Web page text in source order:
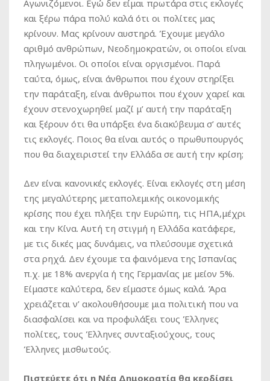
Αγωνιζόμενοι. Εγώ δεν είμαι πρωτάρα στις εκλογές
και ξέρω πάρα πολύ καλά ότι οι πολίτες μας
κρίνουν. Μας κρίνουν αυστηρά. Έχουμε μεγάλο
αριθμό ανθρώπων, Νεοδημοκρατών, οι οποίοι είναι
πληγωμένοι. Οι οποίοι είναι οργισμένοι. Παρά
ταύτα, όμως, είναι άνθρωποι που έχουν στηρίξει
την παράταξη, είναι άνθρωποι που έχουν χαρεί και
έχουν στενοχωρηθεί μαζί μ’ αυτή την παράταξη
και ξέρουν ότι θα υπάρξει ένα διακύβευμα σ’ αυτές
τις εκλογές. Ποιος θα είναι αυτός ο πρωθυπουργός
που θα διαχειριστεί την Ελλάδα σε αυτή την κρίση;
Δεν είναι κανονικές εκλογές. Είναι εκλογές στη μέση
της μεγαλύτερης μεταπολεμικής οικονομικής
κρίσης που έχει πλήξει την Ευρώπη, τις ΗΠΑ,μέχρι
και την Κίνα. Αυτή τη στιγμή η Ελλάδα κατάφερε,
με τις δικές μας δυνάμεις, να πλεύσουμε σχετικά
στα ρηχά. Δεν έχουμε τα φαινόμενα της Ισπανίας
π.χ. με 18% ανεργία ή της Γερμανίας με μείον 5%.
Είμαστε καλύτερα, δεν είμαστε όμως καλά. Άρα
χρειάζεται ν’ ακολουθήσουμε μια πολιτική που να
διασφαλίσει και να προφυλάξει τους Έλληνες
πολίτες, τους Έλληνες συνταξιούχους, τους
Έλληνες μισθωτούς.
Πιστεύετε ότι η Νέα Δημοκρατία θα κερδίσει